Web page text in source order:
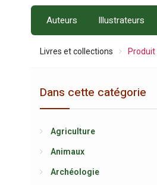
Auteurs Illustrateurs
Livres et collections
Dans cette catégorie
Agriculture
Animaux
Archéologie